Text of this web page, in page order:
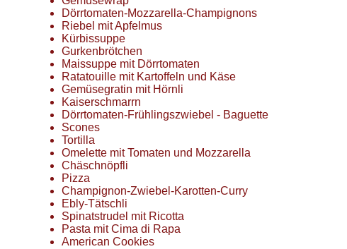
Dörrtomaten-Mozzarella-Champignons
Riebel mit Apfelmus
Kürbissuppe
Gurkenbrötchen
Maissuppe mit Dörrtomaten
Ratatouille mit Kartoffeln und Käse
Gemüsegratin mit Hörnli
Kaiserschmarrn
Dörrtomaten-Frühlingszwiebel - Baguette
Scones
Tortilla
Omelette mit Tomaten und Mozzarella
Chäschnöpfli
Pizza
Champignon-Zwiebel-Karotten-Curry
Ebly-Tätschli
Spinatstrudel mit Ricotta
Pasta mit Cima di Rapa
American Cookies